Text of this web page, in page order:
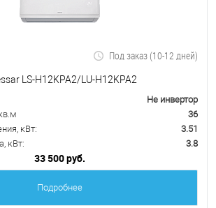
Под заказ (10-12 дней)
LS-H12KPA2/LU-H12KPA2
Не инвертор
36
кВт:
3.51
кВт:
3.8
33 500 руб.
Подробнее